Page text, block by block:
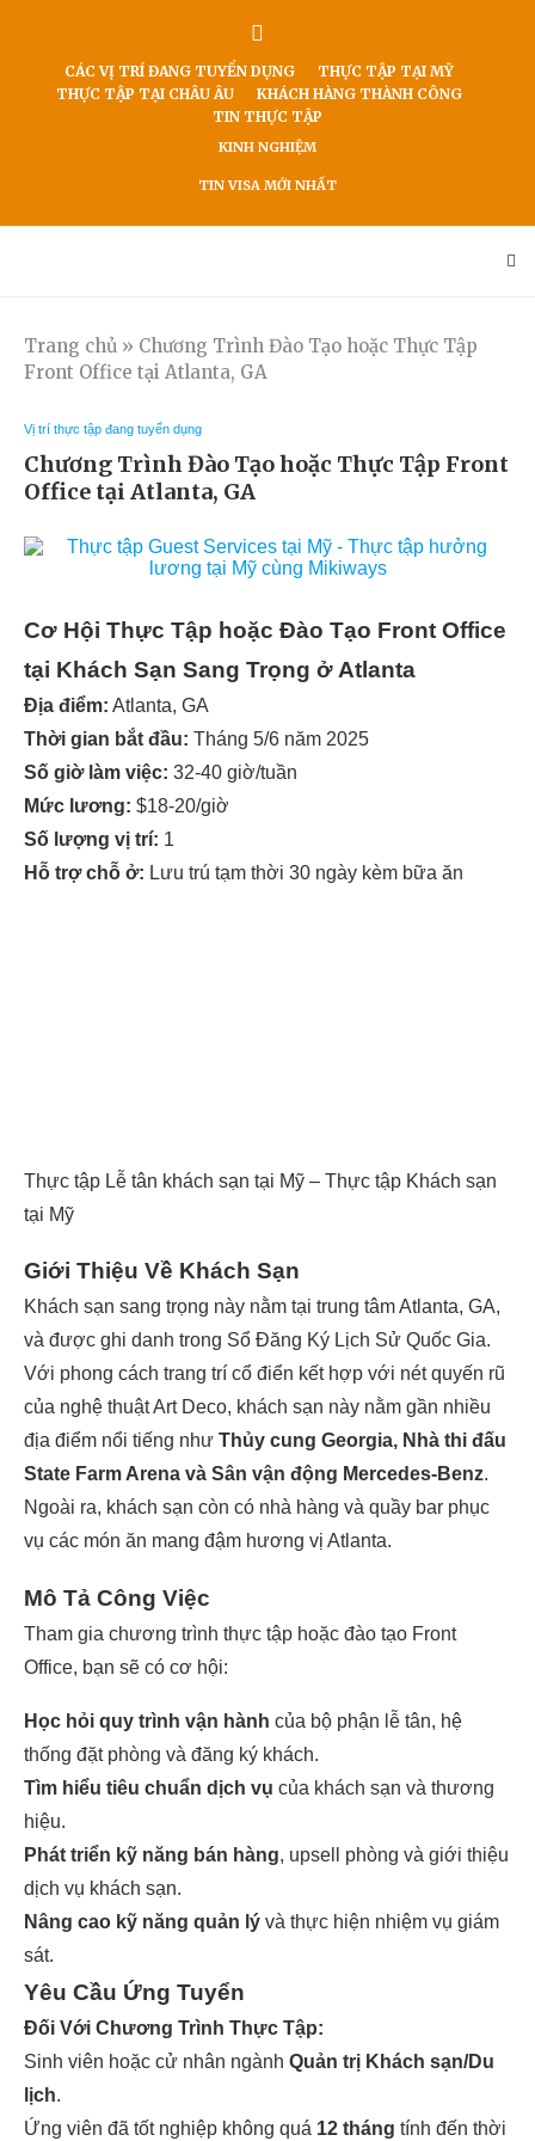
CÁC VỊ TRÍ ĐANG TUYỂN DỤNG
THỰC TẬP TẠI MỸ
THỰC TẬP TẠI CHÂU ÂU
KHÁCH HÀNG THÀNH CÔNG
TIN THỰC TẬP
KINH NGHIỆM
TIN VISA MỚI NHẤT
Trang chủ » Chương Trình Đào Tạo hoặc Thực Tập
Front Office tại Atlanta, GA
Vị trí thực tập đang tuyển dụng
Chương Trình Đào Tạo hoặc Thực Tập Front
Office tại Atlanta, GA
Cơ Hội Thực Tập hoặc Đào Tạo Front Office
tại Khách Sạn Sang Trọng ở Atlanta
Địa điểm: Atlanta, GA
Thời gian bắt đầu: Tháng 5/6 năm 2025
Số giờ làm việc: 32-40 giờ/tuần
Mức lương: $18-20/giờ
Số lượng vị trí: 1
Hỗ trợ chỗ ở: Lưu trú tạm thời 30 ngày kèm bữa ăn
Thực tập Lễ tân khách sạn tại Mỹ – Thực tập Khách sạn
tại Mỹ
Giới Thiệu Về Khách Sạn
Khách sạn sang trọng này nằm tại trung tâm Atlanta, GA,
và được ghi danh trong Sổ Đăng Ký Lịch Sử Quốc Gia.
Với phong cách trang trí cổ điển kết hợp với nét quyến rũ
của nghệ thuật Art Deco, khách sạn này nằm gần nhiều
địa điểm nổi tiếng như Thủy cung Georgia, Nhà thi đấu
State Farm Arena và Sân vận động Mercedes-Benz.
Ngoài ra, khách sạn còn có nhà hàng và quầy bar phục
vụ các món ăn mang đậm hương vị Atlanta.
Mô Tả Công Việc
Tham gia chương trình thực tập hoặc đào tạo Front
Office, bạn sẽ có cơ hội:
Học hỏi quy trình vận hành của bộ phận lễ tân, hệ
thống đặt phòng và đăng ký khách.
Tìm hiểu tiêu chuẩn dịch vụ của khách sạn và thương
hiệu.
Phát triển kỹ năng bán hàng, upsell phòng và giới thiệu
dịch vụ khách sạn.
Nâng cao kỹ năng quản lý và thực hiện nhiệm vụ giám
sát.
Yêu Cầu Ứng Tuyển
Đối Với Chương Trình Thực Tập:
Sinh viên hoặc cử nhân ngành Quản trị Khách sạn/Du
lịch.
Ứng viên đã tốt nghiệp không quá 12 tháng tính đến thời